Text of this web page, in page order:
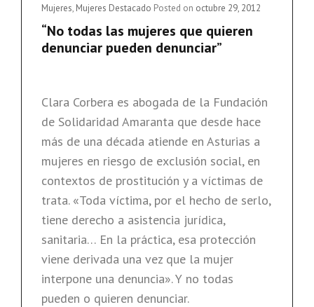
LA
PROSTITUCIÓN?»
Cat
Links
Mujeres, Mujeres Destacado Posted on octubre 29, 2012
“No todas las mujeres que quieren
denunciar pueden denunciar”
Clara Corbera es abogada de la Fundación
de Solidaridad Amaranta que desde hace
más de una década atiende en Asturias a
mujeres en riesgo de exclusión social, en
contextos de prostitución y a víctimas de
trata. «Toda víctima, por el hecho de serlo,
tiene derecho a asistencia jurídica,
sanitaria… En la práctica, esa protección
viene derivada una vez que la mujer
interpone una denuncia». Y no todas
pueden o quieren denunciar.